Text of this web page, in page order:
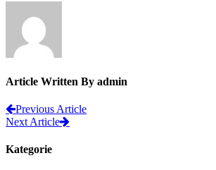
Article Written By admin
Previous Article
Next Article
Kategorie